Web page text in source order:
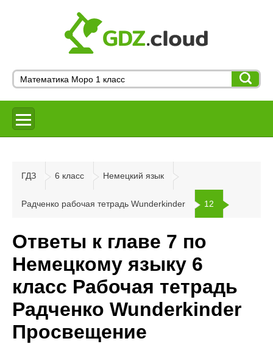
ГДЗ 6 класс Немецкий язык
Радченко рабочая тетрадь Wunderkinder 12
Ответы к главе 7 по
Немецкому языку 6
класс Рабочая тетрадь
Радченко Wunderkinder
Просвещение